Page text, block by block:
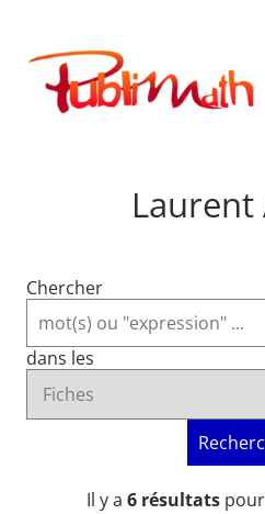
contenu
Publimath
Laurent
Chercher
dans les
Il y a 6 résultats